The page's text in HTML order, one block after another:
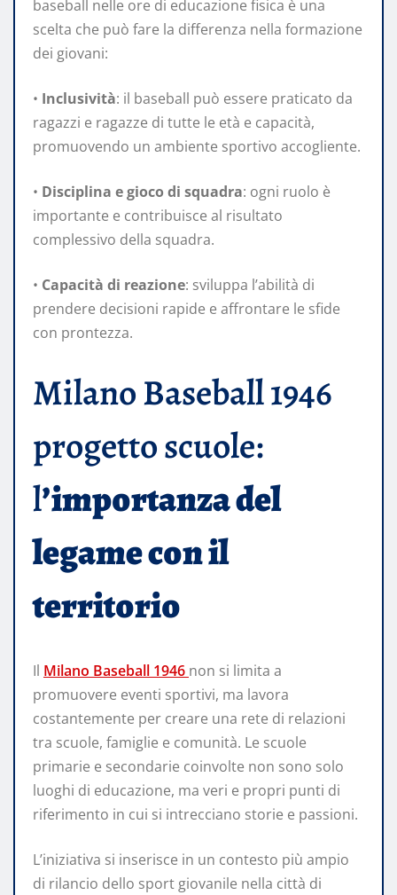
baseball nelle ore di educazione fisica è una
scelta che può fare la differenza nella formazione
dei giovani:
• Inclusività: il baseball può essere praticato da
ragazzi e ragazze di tutte le età e capacità,
promuovendo un ambiente sportivo accogliente.
• Disciplina e gioco di squadra: ogni ruolo è
importante e contribuisce al risultato
complessivo della squadra.
• Capacità di reazione: sviluppa l’abilità di
prendere decisioni rapide e affrontare le sfide
con prontezza.
Milano Baseball 1946
progetto scuole:
l’importanza del
legame con il
territorio
Il Milano Baseball 1946 non si limita a
promuovere eventi sportivi, ma lavora
costantemente per creare una rete di relazioni
tra scuole, famiglie e comunità. Le scuole
primarie e secondarie coinvolte non sono solo
luoghi di educazione, ma veri e propri punti di
riferimento in cui si intrecciano storie e passioni.
L’iniziativa si inserisce in un contesto più ampio
di rilancio dello sport giovanile nella città di